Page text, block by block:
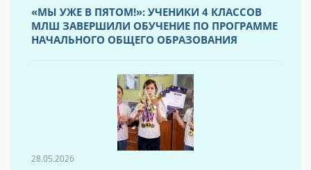
«МЫ УЖЕ В ПЯТОМ!»: УЧЕНИКИ 4 КЛАССОВ
МЛШ ЗАВЕРШИЛИ ОБУЧЕНИЕ ПО ПРОГРАММЕ
НАЧАЛЬНОГО ОБЩЕГО ОБРАЗОВАНИЯ
28.05.2026